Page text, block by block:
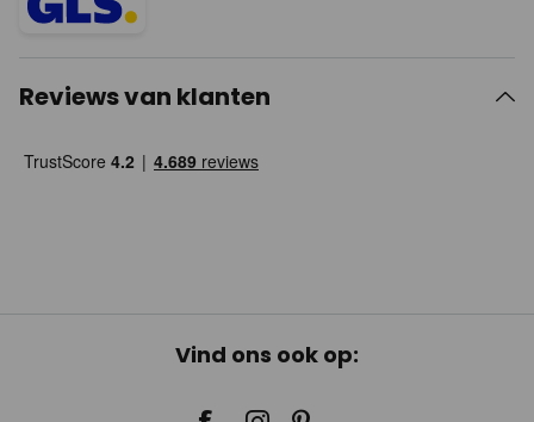
Reviews van klanten
Vind ons ook op: